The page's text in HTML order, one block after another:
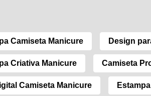
Camiseta Manicure Design
Criativa Manicure Camiseta
Camiseta Manicure